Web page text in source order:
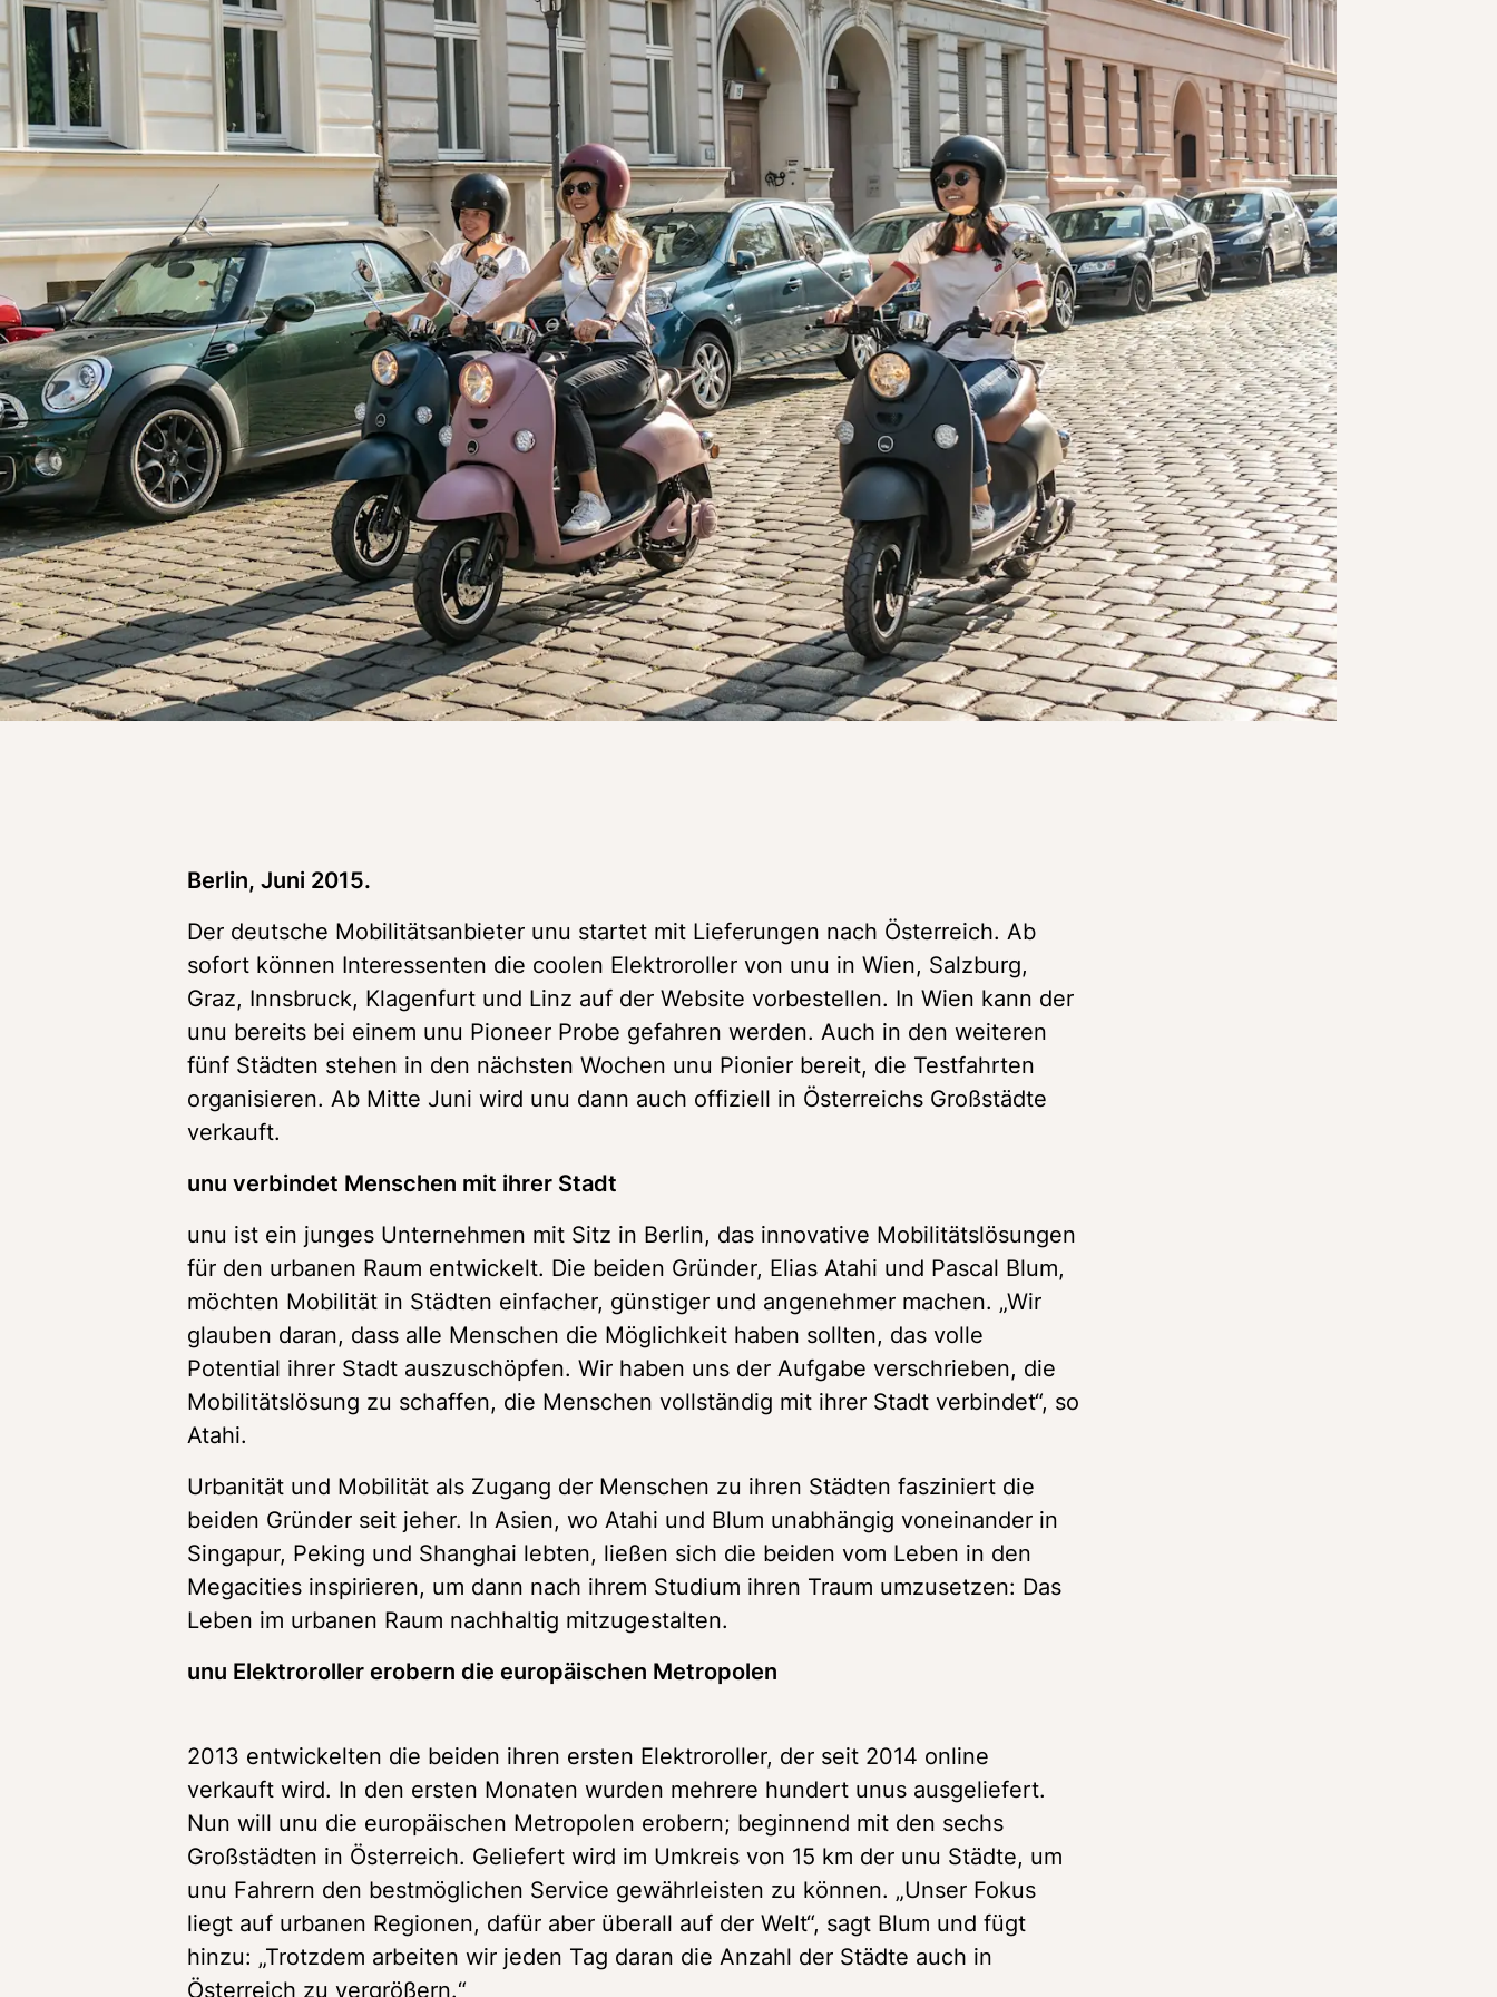
Berlin, Juni 2015.
Der deutsche Mobilitätsanbieter unu startet mit Lieferungen nach Österreich. Ab
sofort können Interessenten die coolen Elektroroller von unu in Wien, Salzburg,
Graz, Innsbruck, Klagenfurt und Linz auf der Website vorbestellen. In Wien kann der
unu bereits bei einem unu Pioneer Probe gefahren werden. Auch in den weiteren
fünf Städten stehen in den nächsten Wochen unu Pionier bereit, die Testfahrten
organisieren. Ab Mitte Juni wird unu dann auch offiziell in Österreichs Großstädte
verkauft.
unu verbindet Menschen mit ihrer Stadt
unu ist ein junges Unternehmen mit Sitz in Berlin, das innovative Mobilitätslösungen
für den urbanen Raum entwickelt. Die beiden Gründer, Elias Atahi und Pascal Blum,
möchten Mobilität in Städten einfacher, günstiger und angenehmer machen. „Wir
glauben daran, dass alle Menschen die Möglichkeit haben sollten, das volle
Potential ihrer Stadt auszuschöpfen. Wir haben uns der Aufgabe verschrieben, die
Mobilitätslösung zu schaffen, die Menschen vollständig mit ihrer Stadt verbindet“, so
Atahi.
Urbanität und Mobilität als Zugang der Menschen zu ihren Städten fasziniert die
beiden Gründer seit jeher. In Asien, wo Atahi und Blum unabhängig voneinander in
Singapur, Peking und Shanghai lebten, ließen sich die beiden vom Leben in den
Megacities inspirieren, um dann nach ihrem Studium ihren Traum umzusetzen: Das
unu Elektroroller erobern die europäischen Metropolen
2013 entwickelten die beiden ihren ersten Elektroroller, der seit 2014 online
verkauft wird. In den ersten Monaten wurden mehrere hundert unus ausgeliefert.
Nun will unu die europäischen Metropolen erobern; beginnend mit den sechs
Großstädten in Österreich. Geliefert wird im Umkreis von 15 km der unu Städte, um
unu Fahrern den bestmöglichen Service gewährleisten zu können. „Unser Fokus
liegt auf urbanen Regionen, dafür aber überall auf der Welt“, sagt Blum und fügt
hinzu: „Trotzdem arbeiten wir jeden Tag daran die Anzahl der Städte auch in
Österreich zu vergrößern.“